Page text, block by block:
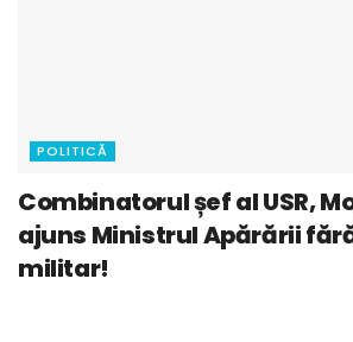
POLITICĂ
Combinatorul șef al USR,
ajuns Ministrul Apărării
militar!